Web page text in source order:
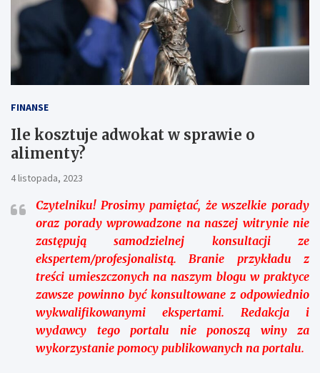
FINANSE
Ile kosztuje adwokat w sprawie o
alimenty?
4 listopada, 2023
Czytelniku!Prosimy pamiętać, że wszelkie porady
oraz porady wprowadzone na naszej witrynie nie
zastępują samodzielnej konsultacji ze
ekspertem/profesjonalistą. Branie przykładu z
treści umieszczonych na naszym blogu w praktyce
zawsze powinno być konsultowane z odpowiednio
wykwalifikowanymi ekspertami. Redakcja i
wydawcy tego portalu nie ponoszą winy za
wykorzystanie pomocy publikowanych na portalu.